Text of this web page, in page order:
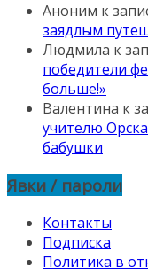
Аноним к
заядлым
Людмила к
победители
больше!»
Валентина к
учителю
бабушки
Явки / пароли
Контакты
Подписка
Политика в